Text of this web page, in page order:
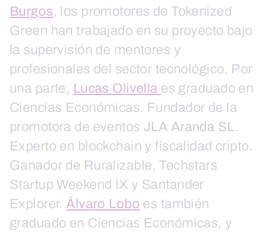
Burgos, los promotores de Tokenized
Green han trabajado en su proyecto bajo
la supervisión de mentores y
profesionales del sector tecnológico. Por
una parte, Lucas Olivella es graduado en
Ciencias Económicas. Fundador de la
promotora de eventos JLA Aranda SL.
Experto en blockchain y fiscalidad cripto.
Ganador de Ruralizable, Techstars
Startup Weekend IX y Santander
Explorer. Álvaro Lobo es también
graduado en Ciencias Económicas, y